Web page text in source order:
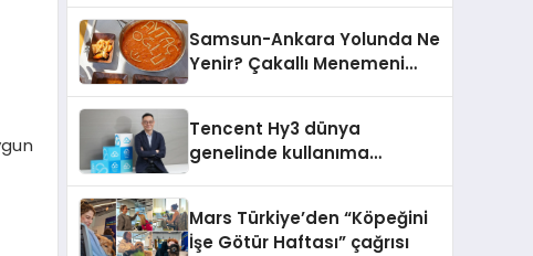
Samsun-Ankara Yolunda Ne
Yenir? Çakallı Menemeni
Tencent Hy3 dünya
genelinde kullanıma
Mars Türkiye’den “Köpeğini
İşe Götür Haftası” çağrısı